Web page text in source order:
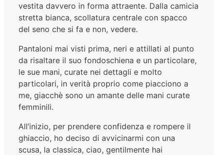
vestita davvero in forma attraente. Dalla camicia
stretta bianca, scollatura centrale con spacco
del seno che si fa e non, vedere.
Pantaloni mai visti prima, neri e attillati al punto
da risaltare il suo fondoschiena e un particolare,
le sue mani, curate nei dettagli e molto
particolari, in verità proprio come piacciono a
me, giacchè sono un amante delle mani curate
femminili.
All’inizio, per prendere confidenza e rompere il
ghiaccio, ho deciso di avvicinarmi con una
scusa, la classica, ciao, gentilmente hai